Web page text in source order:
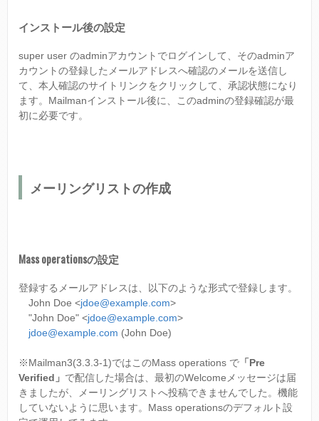
インストール後の設定
super user のadminアカウントでログインして、そのadminア
カウントの登録したメールアドレスへ確認のメールを送信し
て、本人確認のサイトリンクをクリックして、承認状態になり
ます。Mailmanインストール後に、このadminの登録確認が最
初に必要です。
メーリングリストの作成
Mass operationsの設定
登録するメールアドレスは、以下のような形式で登録します。
John Doe <jdoe@example.com>
"John Doe" <jdoe@example.com>
jdoe@example.com (John Doe)
※Mailman3(3.3.3-1)ではこのMass operations で 「Pre
Verified」 で配信した場合は、最初のWelcomeメッセージは届
きましたが、メーリングリストへ投稿できませんでした。機能
していないように思います。Mass operationsのデフォルト設